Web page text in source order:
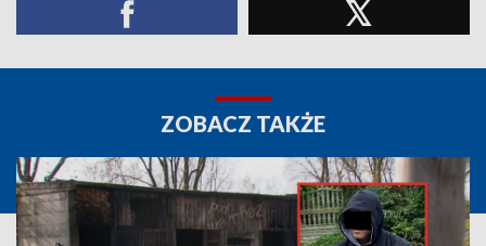
ZOBACZ TAKŻE